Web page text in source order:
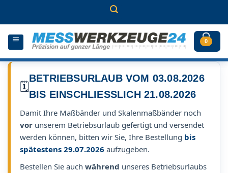
0
🗓️
BETRIEBSURLAUB VOM 03.08.2026
BIS EINSCHLIESSLICH 21.08.2026
Damit Ihre Maßbänder und Skalenmaßbänder noch
vor unserem Betriebsurlaub gefertigt und versendet
werden können, bitten wir Sie, Ihre Bestellung bis
spätestens 29.07.2026 aufzugeben.
Bestellen Sie auch während unseres Betriebsurlaubs